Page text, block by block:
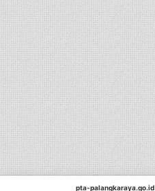
pta-palangkaraya.go.id